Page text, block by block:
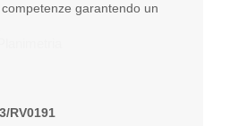
garantendo un
RV0191